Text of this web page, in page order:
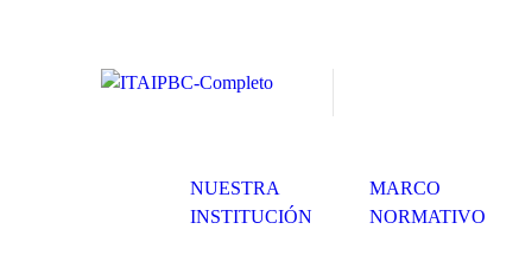
NUESTRA
INSTITUCIÓN
MARCO
NORMATIVO